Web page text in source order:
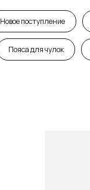
Новое поступление
Пояса для чулок